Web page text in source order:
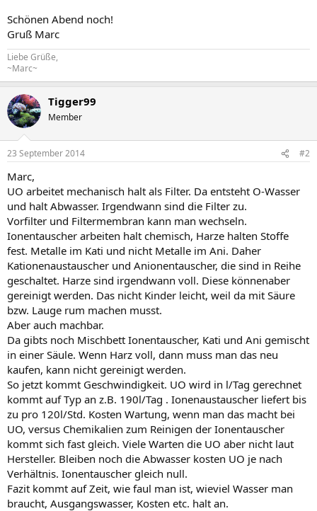
Schönen Abend noch!
Gruß Marc
Liebe Grüße,
~Marc~
Tigger99
Member
23 September 2014 #2
Marc,
UO arbeitet mechanisch halt als Filter. Da entsteht O-Wasser
und halt Abwasser. Irgendwann sind die Filter zu.
Vorfilter und Filtermembran kann man wechseln.
Ionentauscher arbeiten halt chemisch, Harze halten Stoffe
fest. Metalle im Kati und nicht Metalle im Ani. Daher
Kationenaustauscher und Anionentauscher, die sind in Reihe
geschaltet. Harze sind irgendwann voll. Diese könnenaber
gereinigt werden. Das nicht Kinder leicht, weil da mit Säure
bzw. Lauge rum machen musst.
Aber auch machbar.
Da gibts noch Mischbett Ionentauscher, Kati und Ani gemischt
in einer Säule. Wenn Harz voll, dann muss man das neu
kaufen, kann nicht gereinigt werden.
So jetzt kommt Geschwindigkeit. UO wird in l/Tag gerechnet
kommt auf Typ an z.B. 190l/Tag . Ionenaustauscher liefert bis
zu pro 120l/Std. Kosten Wartung, wenn man das macht bei
UO, versus Chemikalien zum Reinigen der Ionentauscher
kommt sich fast gleich. Viele Warten die UO aber nicht laut
Hersteller. Bleiben noch die Abwasser kosten UO je nach
Verhältnis. Ionentauscher gleich null.
Fazit kommt auf Zeit, wie faul man ist, wieviel Wasser man
braucht, Ausgangswasser, Kosten etc. halt an.